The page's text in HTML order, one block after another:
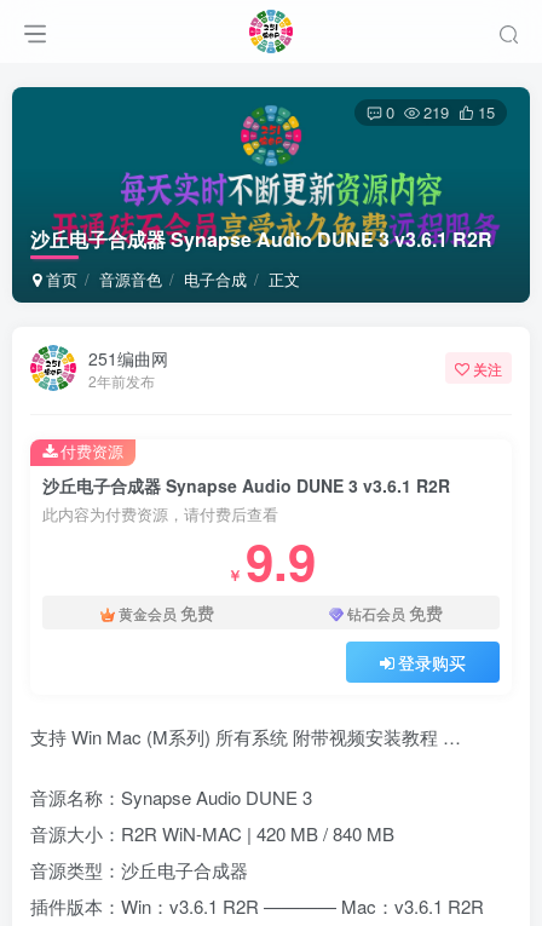
沙丘电子合成器 Synapse Audio DUNE 3 v3.6.1 R2R
首页 音源音色 电子合成 正文
0 219 15
251编曲网
2年前发布
关注
沙丘电子合成器 Synapse Audio DUNE 3 v3.6.1 R2R
此内容为付费资源，请付费后查看
￥ 9.9
黄金会员 免费 钻石会员 免费
登录购买
付费资源
支持 Win Mac (M系列) 所有系统 附带视频安装教程 …
音源名称：Synapse Audio DUNE 3
音源大小：R2R WiN-MAC | 420 MB / 840 MB
音源类型：沙丘电子合成器
插件版本：Win：v3.6.1 R2R ———— Mac：v3.6.1 R2R